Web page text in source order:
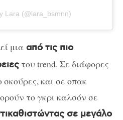
Lara (@lara_bsmnn)
μια από τις πιο
του trend. Σε διάφορες
σκούρες, και σε οπακ
το γκρι καλσόν σε
σε μεγάλο